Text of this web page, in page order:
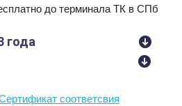
до терминала ТК в СПб
года
соответсвия